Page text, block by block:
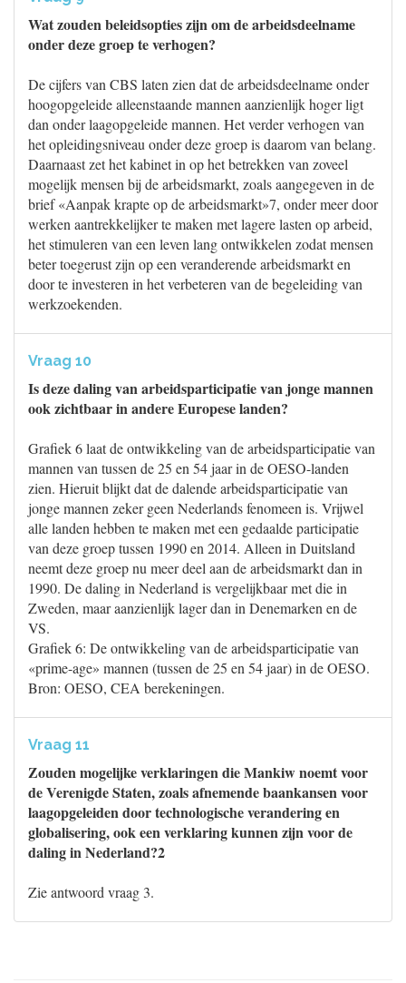
Wat zouden beleidsopties zijn om de arbeidsdeelname
onder deze groep te verhogen?
De cijfers van CBS laten zien dat de arbeidsdeelname onder
hoogopgeleide alleenstaande mannen aanzienlijk hoger ligt
dan onder laagopgeleide mannen. Het verder verhogen van
het opleidingsniveau onder deze groep is daarom van belang.
Daarnaast zet het kabinet in op het betrekken van zoveel
mogelijk mensen bij de arbeidsmarkt, zoals aangegeven in de
brief «Aanpak krapte op de arbeidsmarkt»7, onder meer door
werken aantrekkelijker te maken met lagere lasten op arbeid,
het stimuleren van een leven lang ontwikkelen zodat mensen
beter toegerust zijn op een veranderende arbeidsmarkt en
door te investeren in het verbeteren van de begeleiding van
werkzoekenden.
Vraag 10
Is deze daling van arbeidsparticipatie van jonge mannen
ook zichtbaar in andere Europese landen?
Grafiek 6 laat de ontwikkeling van de arbeidsparticipatie van
mannen van tussen de 25 en 54 jaar in de OESO-landen
zien. Hieruit blijkt dat de dalende arbeidsparticipatie van
jonge mannen zeker geen Nederlands fenomeen is. Vrijwel
alle landen hebben te maken met een gedaalde participatie
van deze groep tussen 1990 en 2014. Alleen in Duitsland
neemt deze groep nu meer deel aan de arbeidsmarkt dan in
1990. De daling in Nederland is vergelijkbaar met die in
Zweden, maar aanzienlijk lager dan in Denemarken en de
VS.
Grafiek 6: De ontwikkeling van de arbeidsparticipatie van
«prime-age» mannen (tussen de 25 en 54 jaar) in de OESO.
Bron: OESO, CEA berekeningen.
Vraag 11
Zouden mogelijke verklaringen die Mankiw noemt voor
de Verenigde Staten, zoals afnemende baankansen voor
laagopgeleiden door technologische verandering en
globalisering, ook een verklaring kunnen zijn voor de
daling in Nederland?2
Zie antwoord vraag 3.